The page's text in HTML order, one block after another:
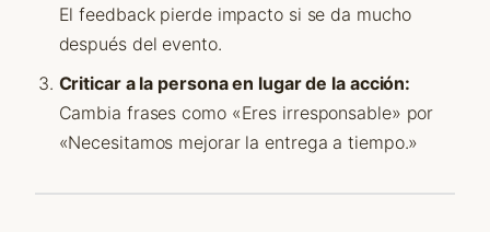
El feedback pierde impacto si se da mucho
después del evento.
Criticar a la persona en lugar de la acción:
Cambia frases como «Eres irresponsable» por
«Necesitamos mejorar la entrega a tiempo.»